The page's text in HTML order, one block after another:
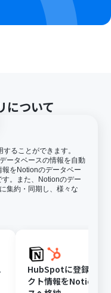
について
ることができます。
ータベースの情報を自動
をNotionのデータベー
。また、Notionのデー
集約・同期し、様々な
HubSpotに登録され
クト情報をNotionデ